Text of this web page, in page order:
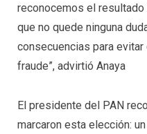
reconocemos el resultado
que no quede ninguna
consecuencias para
fraude”, advirtió Anaya
El presidente del PAN
marcaron esta elección: